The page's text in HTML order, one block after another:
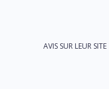
AVIS SUR LEUR SITE